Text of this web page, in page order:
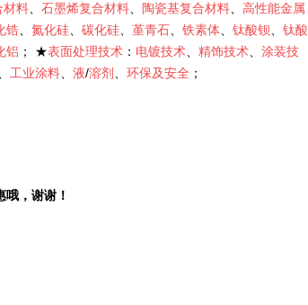
材料 石墨烯复合材料 陶瓷基复合材料
高性能金属
锆 氮化硅 碳化硅 堇青石 铁素体 钛酸钡
钛酸
铝 ； ★表面处理技术 ： 电镀技术 精饰技术
涂装技
工业涂料 液/溶剂 环保及安全 ；
，谢谢！